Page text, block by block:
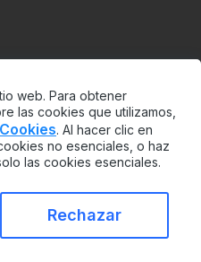
web. Para obtener
las cookies que utilizamos,
. Al hacer clic en
no esenciales, o haz
las cookies esenciales.
Rechazar